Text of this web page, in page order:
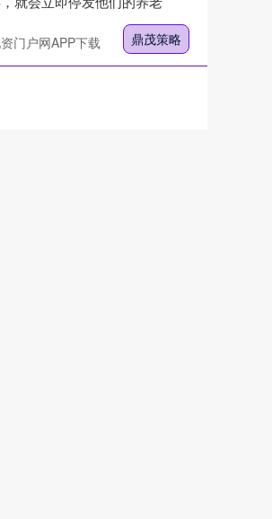
鼎茂策略
门户网APP下载